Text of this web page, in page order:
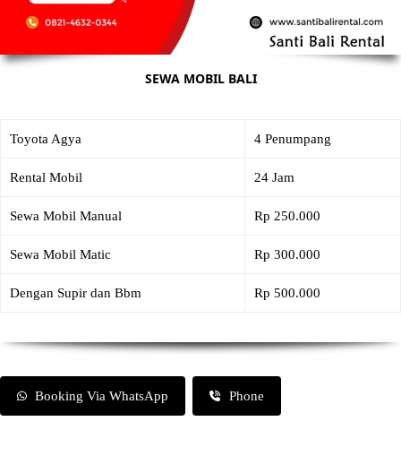
SEWA MOBIL BALI
Toyota Agya 4 Penumpang
Rental Mobil 24 Jam
Sewa Mobil Manual Rp 250.000
Sewa Mobil Matic Rp 300.000
Dengan Supir dan Bbm Rp 500.000
Booking Via WhatsApp Phone